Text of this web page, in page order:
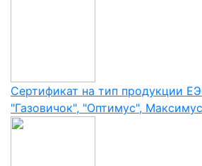
Сертификат на тип продукции
"Газовичок", "Оптимус",